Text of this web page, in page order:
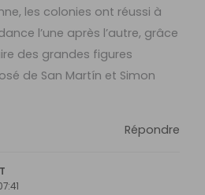
les colonies ont réussi à
l’une après l’autre, grâce
des grandes figures
de San Martín et Simon
Répondre